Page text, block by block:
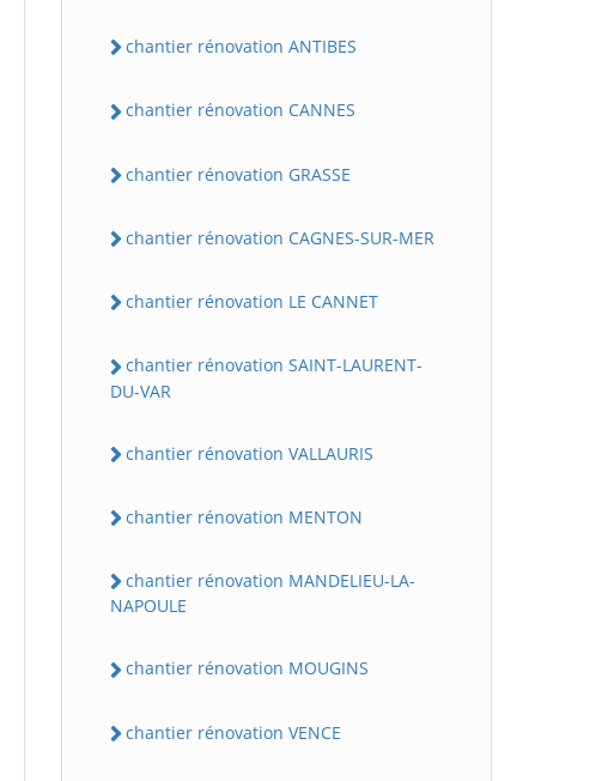
chantier rénovation ANTIBES
chantier rénovation CANNES
chantier rénovation GRASSE
chantier rénovation CAGNES-SUR-MER
chantier rénovation LE CANNET
chantier rénovation SAINT-LAURENT-
DU-VAR
chantier rénovation VALLAURIS
chantier rénovation MENTON
chantier rénovation MANDELIEU-LA-
NAPOULE
chantier rénovation MOUGINS
chantier rénovation VENCE